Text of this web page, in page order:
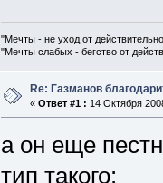
"Мечты - не уход от
"Мечты слабых - бегство от
Re: Газманов
« Ответ #1 : 14 Октября
а он еще
тип такого: